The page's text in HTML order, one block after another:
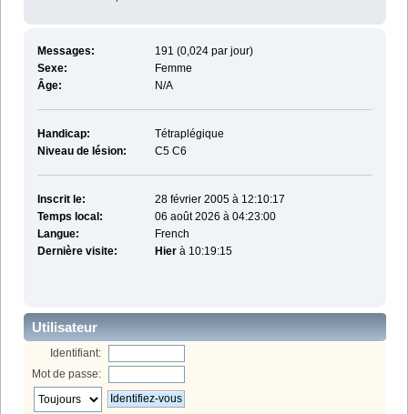
Messages:
191 (0,024 par jour)
Sexe:
Femme
Âge:
N/A
Handicap:
Tétraplégique
Niveau de lésion:
C5 C6
Inscrit le:
28 février 2005 à 12:10:17
Temps local:
06 août 2026 à 04:23:00
Langue:
French
Dernière visite:
Hierà 10:19:15
Utilisateur
Identifiant:
Mot de passe: